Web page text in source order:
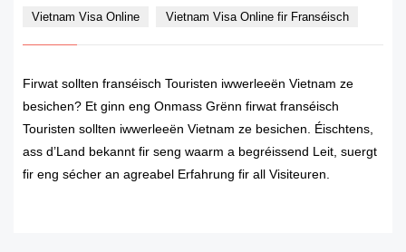
Vietnam Visa Online
Vietnam Visa Online fir Franséisch
Firwat sollten franséisch Touristen iwwerleeën Vietnam ze
besichen? Et ginn eng Onmass Grënn firwat franséisch
Touristen sollten iwwerleeën Vietnam ze besichen. Éischtens,
ass d’Land bekannt fir seng waarm a begréissend Leit, suergt
fir eng sécher an agreabel Erfahrung fir all Visiteuren.